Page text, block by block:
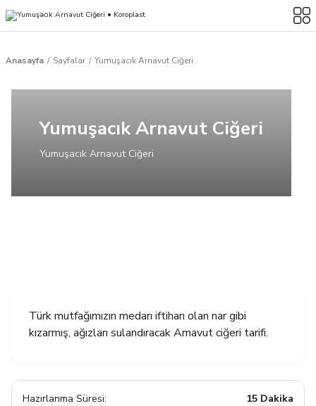
Anasayfa Sayfalar Yumuşacık Arnavut Ciğeri
Yumuşacık Arnavut Ciğeri
Yumuşacık Arnavut Ciğeri
Türk mutfağımızın medarı iftiharı olan nar gibi
kızarmış, ağızları sulandıracak Arnavut ciğeri tarifi.
Hazırlanma Süresi:
15 Dakika